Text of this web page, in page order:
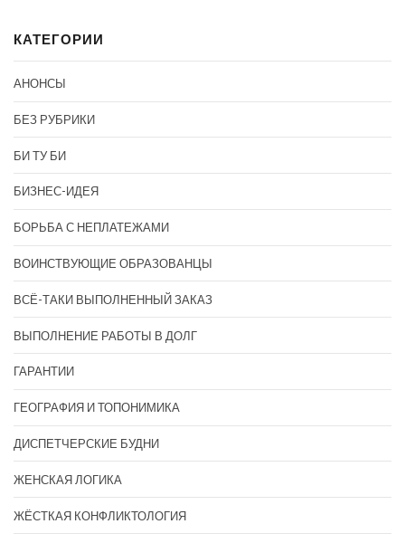
КАТЕГОРИИ
АНОНСЫ
БЕЗ РУБРИКИ
БИ ТУ БИ
БИЗНЕС-ИДЕЯ
БОРЬБА С НЕПЛАТЕЖАМИ
ВОИНСТВУЮЩИЕ ОБРАЗОВАНЦЫ
ВСЁ-ТАКИ ВЫПОЛНЕННЫЙ ЗАКАЗ
ВЫПОЛНЕНИЕ РАБОТЫ В ДОЛГ
ГАРАНТИИ
ГЕОГРАФИЯ И ТОПОНИМИКА
ДИСПЕТЧЕРСКИЕ БУДНИ
ЖЕНСКАЯ ЛОГИКА
ЖЁСТКАЯ КОНФЛИКТОЛОГИЯ